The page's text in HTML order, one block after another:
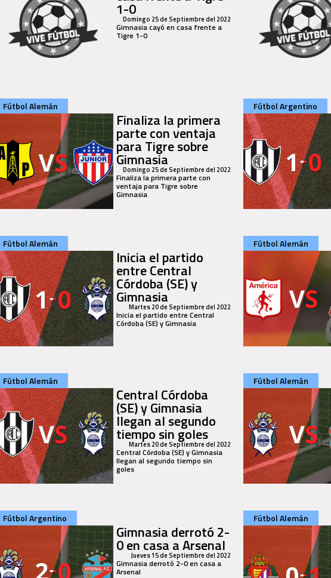
1-0
Domingo 25 de Septiembre del 2022
Gimnasia cayó en casa frente a
Tigre 1-0
Fútbol Alemán
Finaliza la primera
parte con ventaja
para Tigre sobre
Gimnasia
Domingo 25 de Septiembre del 2022
Finaliza la primera parte con
ventaja para Tigre sobre
Gimnasia
Fútbol Argentino
Fútbol Alemán
Inicia el partido
entre Central
Córdoba (SE) y
Gimnasia
Martes 20 de Septiembre del 2022
Inicia el partido entre Central
Córdoba (SE) y Gimnasia
Fútbol Alemán
Fútbol Alemán
Central Córdoba
(SE) y Gimnasia
llegan al segundo
tiempo sin goles
Martes 20 de Septiembre del 2022
Central Córdoba (SE) y Gimnasia
llegan al segundo tiempo sin
goles
Fútbol Alemán
Fútbol Argentino
Gimnasia derrotó 2-
0 en casa a Arsenal
Jueves 15 de Septiembre del 2022
Gimnasia derrotó 2-0 en casa a
Arsenal
Fútbol Alemán